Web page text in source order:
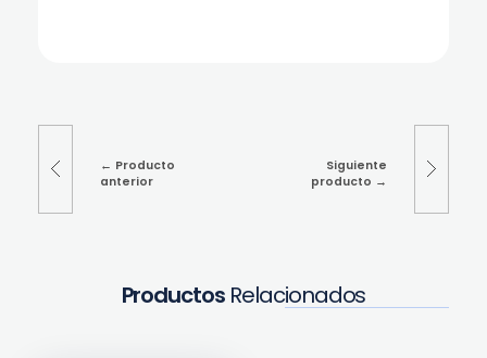
Producto
anterior
Siguiente
producto
Productos Relacionados